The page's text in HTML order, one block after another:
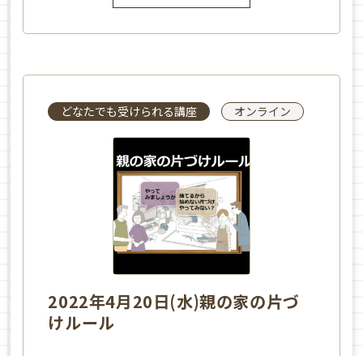
どなたでも受けられる講座 オンライン
2022年4月20日(水)親の家の片づ
けルール